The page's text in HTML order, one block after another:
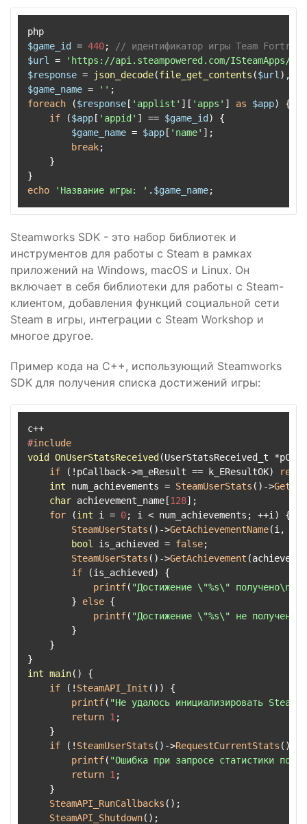
$game_id
= 440;
// идентификатор игры Team
$url
=
'https://api.steampowered.com/ISteamApps/
$response = json_decode(file_get_contents ($url ),
$game_name = ''
foreach ($response [ 'applist' ][ 'apps' ] as $app) {
if ($app [ 'appid' ] == $game_id ) {
$game_name = $app [ 'name' ];
break;
    }
echo
'Название игры: ' . $game_name
Steamworks SDK - это набор библиотек и
инструментов для работы с Steam в рамках
приложений на Windows, macOS и Linux. Он
включает в себя библиотеки для работы с Steam-
клиентом, добавления функций социальной сети
Steam в игры, интеграции с Steam Workshop и
многое другое.
Пример кода на C++, использующий Steamworks
SDK для получения списка достижений игры:
#include
void
OnUserStatsReceived (UserStatsReceived_t
if (!pCallback->m_eResult == k_EResultOK)
int num_achievements = SteamUserStats ()->
char achievement_name[128];
for (int i = 0; i < num_achievements; ++i) {
SteamUserStats ()->GetAchievementName(i,
bool
is_achieved = false;
SteamUserStats ()->GetAchievement
if (is_achieved) {
printf( "Достижение \"%s\" получено\n"
        }
else {
printf( "Достижение \"%s\" не
        }
    }
int main()
{
if (! SteamAPI_Init ()) {
printf( "Не удалось инициализировать Steam
return 1 ;
    }
if (! SteamUserStats ()->RequestCurrentStats ()) {
printf( "Ошибка при запросе статистики
return 1 ;
    }
SteamAPI_RunCallbacks ();
SteamAPI_Shutdown();